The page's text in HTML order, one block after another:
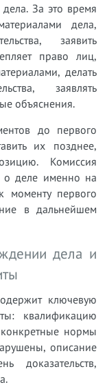
За это время
дела,
заявить
право лиц,
делать
заявлять
объяснения.
до первого
их позднее,
Комиссия
о деле именно на
моменту первого
в дальнейшем
дела и
ключевую
квалификацию
нормы
описание
доказательств,